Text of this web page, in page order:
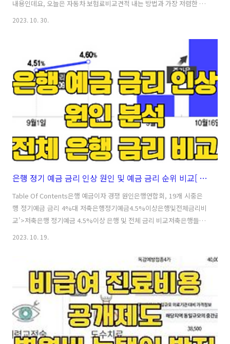
내용인데요, 오늘은 자동차 보험료비교견적 내는 방법과 가장 저렴한 삼
성화재다이렉트 자동차 보험에서 최대 할인받고 상품권도 받는 꿀팁을
태료 자동차 보험료 계산하고 현금 받기 오케이캐쉬백 앱으로 3천 포인
트 받기 자동차 보험료 계산만 하고 1만원 받기 자동차보험료비교견적
후 삼성화재다이렉트자동차보험 매년 할인 받는 법 자동차보험 재가입
시 받은 혜택 및 포인트 사용 정리 가입 전 혜택 포인트 사용 가입 후 혜택
자동차보험 미가입 벌금 및 과태료 자동차를 소유하고 계신분들은 의무
적으로 자동차 보험에..
2023. 10. 30.
은행 정기 예금 금리 인상 원인 및 예금 금리 순위 비교[ 일반은행 4% 및 저축은행 4.5% 이상]
Table Of Contents은행 예금이자 경쟁 원인은행연합회, 19개 시중은
행 정기예금 금리 4%대 저축은행정기예금4.5%이상은행및전체금리비
교'>저축은행 정기예금 4.5%이상 은행 및 전체 금리 비교저축은행들의
금리 인상 전망 -->최근 저축은행과 시중은행들이 예금 금리를 지속적으
리 변화에 따라 예금 상품을 옮겨가거나 조정할 필요가 있습니다. 또, 만
기 되시는 분들은 아래 비교 내용 참고하셔서 좋은 예금 상품으로 옮겨
가시기 바랍니다.Table Of Contents은행 예금이자 경쟁 원인은행연합
회, 19개 시중은행 정기예금 금리 4%대 저축은행 정기예금 4.5%이상
은행 및 전체 금리 비교저축은행들의 금리 인상 전망은행 예금이자 경..
2023. 10. 19.